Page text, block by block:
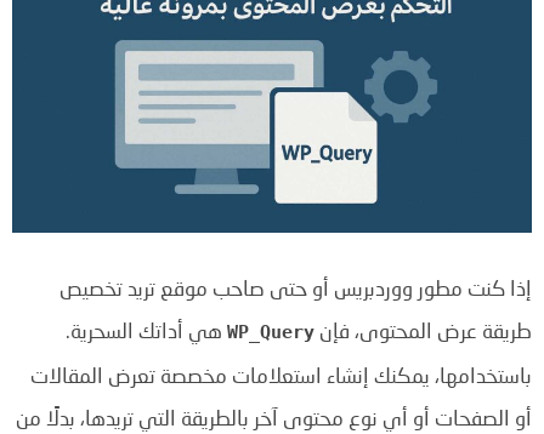
إذا كنت مطور ووردبريس أو حتى صاحب موقع تريد تخصيص
طريقة عرض المحتوى، فإن WP_Query هي أداتك السحرية.
باستخدامها، يمكنك إنشاء استعلامات مخصصة تعرض المقالات
أو الصفحات أو أي نوع محتوى آخر بالطريقة التي تريدها، بدلًا من